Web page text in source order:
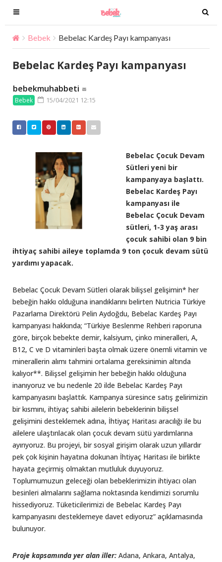
T
o
g
g
l
e
n
a
v
i
T
o
g
t
o
Bebek Bebelac Kardeş Payı kampanyası
Bebelac Kardeş Payı kampanyası
bebekmuhabbeti
Bebek 15/04/2021 12:15
Bebelac Çocuk Devam
Sütleri yeni bir
kampanyaya başlattı.
Bebelac Kardeş Payı
kampanyası ile
Bebelac Çocuk Devam
sütleri, 1-3 yaş arası
çocuk sahibi olan 9 bin
ihtiyaç sahibi aileye toplamda 9 ton çocuk devam sütü
yardımı yapacak.
Bebelac Çocuk Devam Sütleri olarak bilişsel gelişimin* her
bebeğin hakkı olduğuna inandıklarını belirten Nutricia Türkiye
Pazarlama Direktörü Pelin Aydoğdu, Bebelac Kardeş Payı
kampanyası hakkında; “Türkiye Beslenme Rehberi raporuna
göre, birçok bebekte demir, kalsiyum, çinko mineralleri, A,
B12, C ve D vitaminleri başta olmak üzere önemli vitamin ve
minerallerin alımı tahmini ortalama gereksinimin altında
kalıyor**. Bilişsel gelişimin her bebeğin hakkı olduğuna
inanıyoruz ve bu nedenle 20 ilde Bebelac Kardeş Payı
kampanyasını başlattık. Kampanya süresince satış gelirimizin
bir kısmını, ihtiyaç sahibi ailelerin bebeklerinin bilişsel
gelişimini desteklemek adına, İhtiyaç Haritası aracılığı ile bu
ailelere ulaştırılacak olan çocuk devam sütü yardımlarına
ayırıyoruz. Bu projeyi, bir sosyal girişim olarak uzun yıllardır
pek çok kişinin hayatına dokunan İhtiyaç Haritası ile birlikte
hayata geçirmiş olmaktan mutluluk duyuyoruz.
Toplumumuzun geleceği olan bebeklerimizin ihtiyacı olan
besinleri almalarını sağlama noktasında kendimizi sorumlu
hissediyoruz. Tüketicilerimizi de Bebelac Kardeş Payı
kampanyasını desteklemeye davet ediyoruz” açıklamasında
bulunuyor.
Proje kapsamında yer alan iller: Adana, Ankara, Antalya,